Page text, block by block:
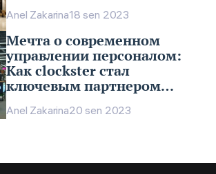
Anel Zakarina18 sen 2023
Мечта о современном
управлении персоналом:
Как clockster стал
ключевым партнером
Anel Zakarina20 sen 2023